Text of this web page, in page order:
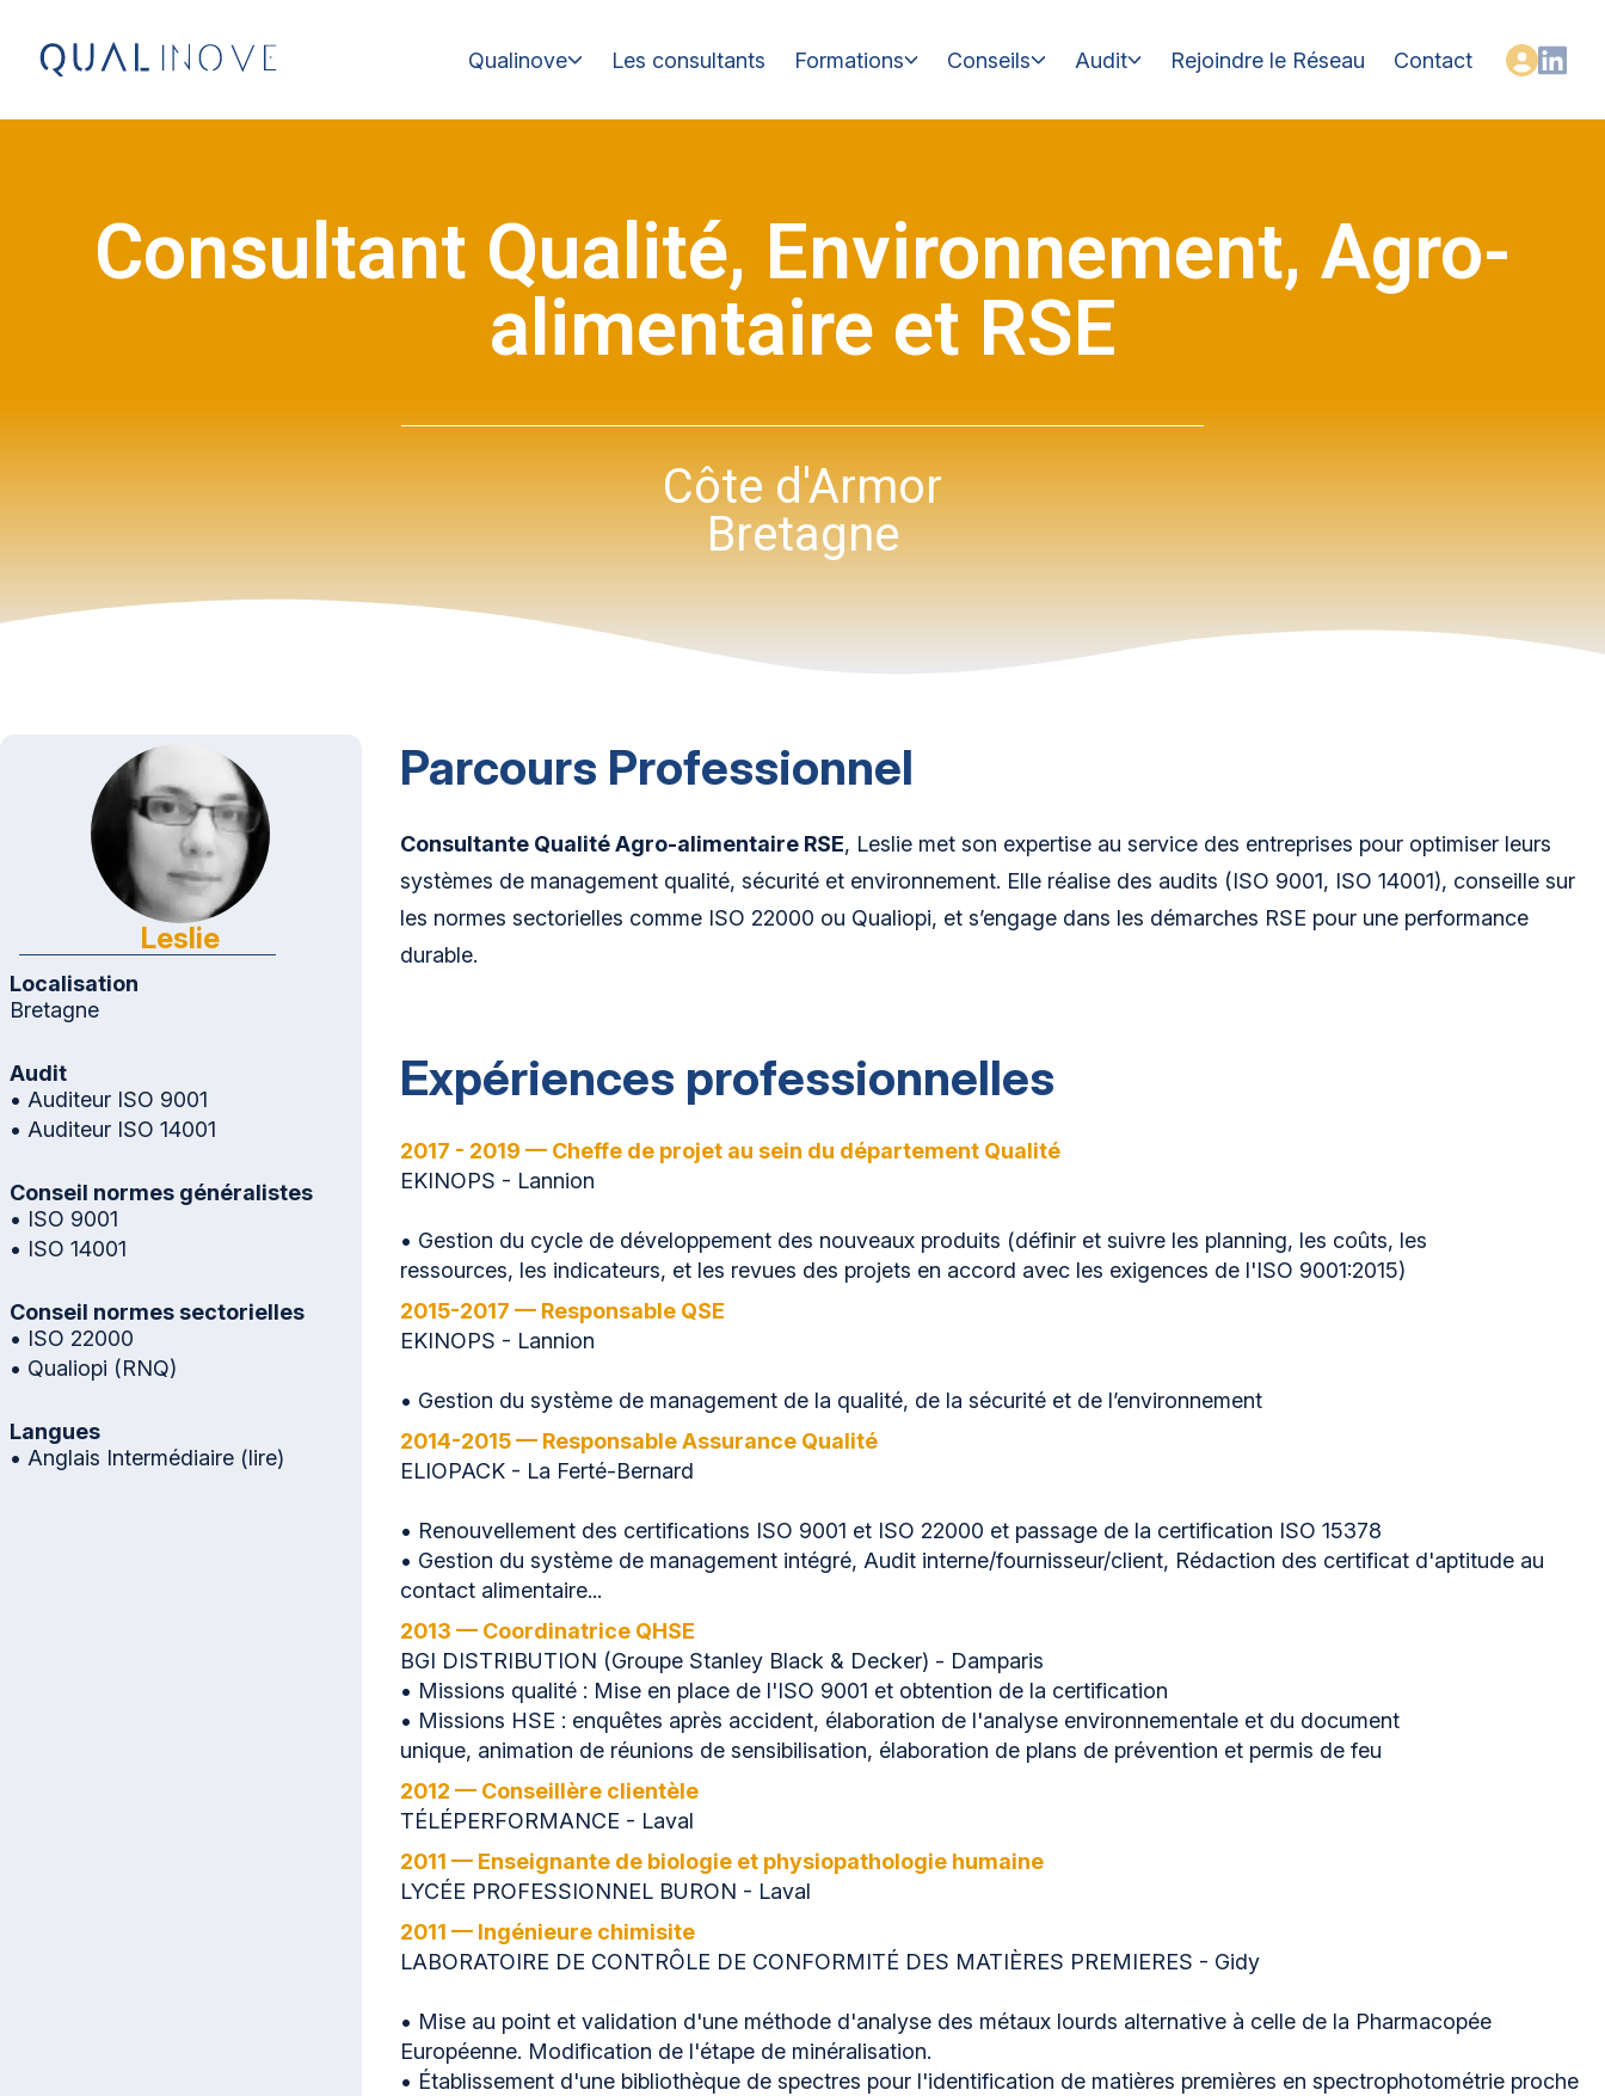
Qualinove Les consultants Formations Conseils Audit Rejoindre le Réseau Contact
Consultant Qualité, Environnement, Agro-
alimentaire et RSE
Côte d'Armor
Bretagne
Leslie
Localisation
Bretagne
Audit
• Auditeur ISO 9001
• Auditeur ISO 14001
Conseil normes généralistes
• ISO 9001
• ISO 14001
Conseil normes sectorielles
• ISO 22000
• Qualiopi (RNQ)
Langues
• Anglais Intermédiaire (lire)
Parcours Professionnel
Consultante Qualité Agro-alimentaire RSE, Leslie met son expertise au service des entreprises pour optimiser leurs
systèmes de management qualité, sécurité et environnement. Elle réalise des audits (ISO 9001, ISO 14001), conseille sur
les normes sectorielles comme ISO 22000 ou Qualiopi, et s’engage dans les démarches RSE pour une performance
durable.
Expériences professionnelles
2017 - 2019 — Cheffe de projet au sein du département Qualité
EKINOPS - Lannion
• Gestion du cycle de développement des nouveaux produits (définir et suivre les planning, les coûts, les
ressources, les indicateurs, et les revues des projets en accord avec les exigences de l'ISO 9001:2015)
2015-2017 — Responsable QSE
EKINOPS - Lannion
• Gestion du système de management de la qualité, de la sécurité et de l’environnement
2014-2015 — Responsable Assurance Qualité
ELIOPACK - La Ferté-Bernard
• Renouvellement des certifications ISO 9001 et ISO 22000 et passage de la certification ISO 15378
• Gestion du système de management intégré, Audit interne/fournisseur/client, Rédaction des certificat d'aptitude au
contact alimentaire...
2013 — Coordinatrice QHSE
BGI DISTRIBUTION (Groupe Stanley Black & Decker) - Damparis
• Missions qualité : Mise en place de l'ISO 9001 et obtention de la certification
• Missions HSE : enquêtes après accident, élaboration de l'analyse environnementale et du document
unique, animation de réunions de sensibilisation, élaboration de plans de prévention et permis de feu
2012 — Conseillère clientèle
TÉLÉPERFORMANCE - Laval
2011 — Enseignante de biologie et physiopathologie humaine
LYCÉE PROFESSIONNEL BURON - Laval
2011 — Ingénieure chimisite
LABORATOIRE DE CONTRÔLE DE CONFORMITÉ DES MATIÈRES PREMIERES - Gidy
• Mise au point et validation d'une méthode d'analyse des métaux lourds alternative à celle de la Pharmacopée
Européenne. Modification de l'étape de minéralisation.
• Établissement d'une bibliothèque de spectres pour l'identification de matières premières en spectrophotométrie proche